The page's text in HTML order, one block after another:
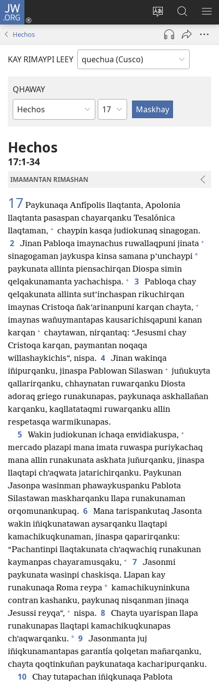
JW.ORG
Direccionpi
akllay
Sutiykiwan
jaykuy
(abre
nueva
JW.ORG
nisqapi
maskhay
Hechos
KAY RIMAYPI LEEY
QHAWAY
Libro
la
Biblia
Capítulo
Hechos
17:1-34
IMAMANTAN RIMASHAN
17 Paykunaqa Anfípolis llaqtanta, Apolonia
llaqtanta pasaspan chayarqanku Tesalónica
llaqtaman, + chaypin kasqa judiokunaq sinagogan.
2 Jinan Pabloqa imaynachus ruwallaqpuni jinata +
sinagogaman jaykuspa kinsa samana p’unchaypi *
paykunata allinta piensachirqan Diospa simin
qelqakunamanta yachachispa. + 3
Pabloqa chay
qelqakunata allinta sut’inchaspan rikuchirqan
imaynas Cristoqa ñak’arinanpuni karqan chayta, +
imaynas wañuymantapas kausarichisqapuni kanan
karqan + chaytawan, nirqantaq: “Jesusmi chay
Cristoqa karqan, paymantan noqaqa
willashaykichis”, nispa. 4
Jinan wakinqa
iñipurqanku, jinaspa Pablowan Silaswan + juñukuyta
qallarirqanku, chhaynatan ruwarqanku Diosta
adoraq griego runakunapas, paykunaqa askhallañan
karqanku, kaqllatataqmi ruwarqanku allin
respetasqa warmikunapas.
5 Wakin judiokunan ichaqa envidiakuspa, +
mercado plazapi mana imata ruwaspa puriykachaq
mana allin runakunata askhata juñurqanku, jinaspa
llaqtapi ch’aqwata jatarichirqanku. Paykunan
Jasonpa wasinman phawaykuspanku Pablota
Silastawan maskharqanku llapa runakunaman
orqomunankupaq. 6
Mana tarispankutaq Jasonta
wakin iñiqkunatawan aysarqanku llaqtapi
kamachikuqkunaman, jinaspa qaparirqanku:
“Pachantinpi llaqtakunata ch’aqwachiq runakunan
kaymanpas chayaramusqaku, + 7
Jasonmi
paykunata wasinpi chaskisqa. Llapan kay
runakunaqa Roma reypa * kamachikuyninkuna
contran kashanku, paykunaq nisqanman jinaqa
Jesussi reyqa”, + nispa. 8
Chayta uyarispan llapa
runakunapas llaqtapi kamachikuqkunapas
ch’aqwarqanku. * 9
Jasonmanta juj
iñiqkunamantapas garantía qolqetan mañarqanku,
chayta qoqtinkuñan paykunataqa kacharipurqanku.
10
Chay tutapachan iñiqkunaqa Pablota